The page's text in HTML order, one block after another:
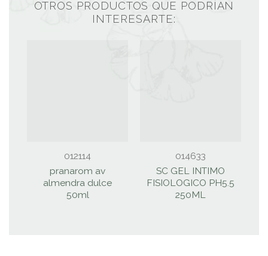
OTROS PRODUCTOS QUE PODRÍAN
INTERESARTE:
012114
pranarom av
almendra dulce
50ml
014633
SC GEL INTIMO
FISIOLOGICO PH5.5
250ML